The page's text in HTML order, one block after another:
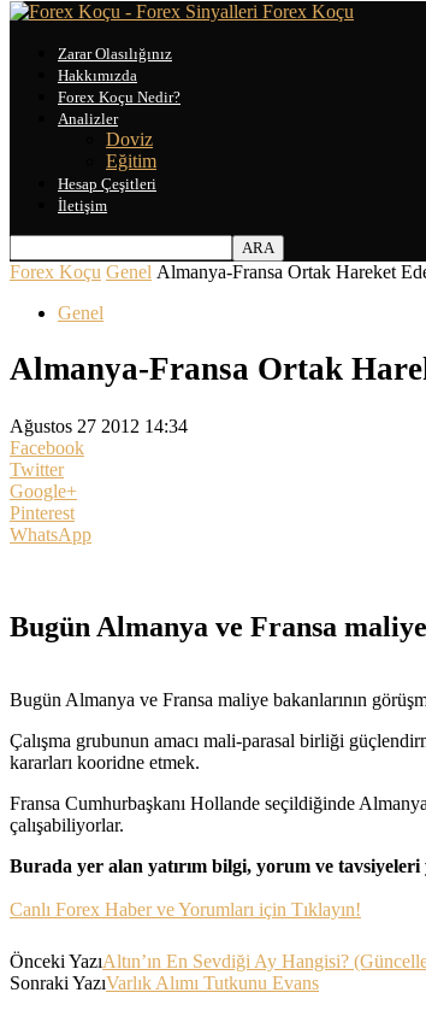
Forex Koçu
Zarar Olasılığınız
Hakkımızda
Forex Koçu Nedir?
Analizler
Doviz
Eğitim
Hesap Çeşitleri
İletişim
Forex Koçu Genel Almanya-Fransa Ortak Hareket
Genel
Almanya-Fransa Ortak
Ağustos 27 2012 14:34
Facebook
Twitter
Google+
Pinterest
WhatsApp
Bugün Almanya ve Fransa
Bugün Almanya ve Fransa maliye bakanlarının
Çalışma grubunun amacı mali-parasal birliği
kararları kooridne etmek.
Fransa Cumhurbaşkanı Hollande seçildiğinde
çalışabiliyorlar.
Burada yer alan yatırım bilgi, yorum ve tavsiyeleri
Canlı Forex Haber ve Yorumları için Tıklayın!
Önceki YazıAltın’ın En Sevdiği Ay Hangisi?
Sonraki YazıVarlık Alımı Tutkunu Evans